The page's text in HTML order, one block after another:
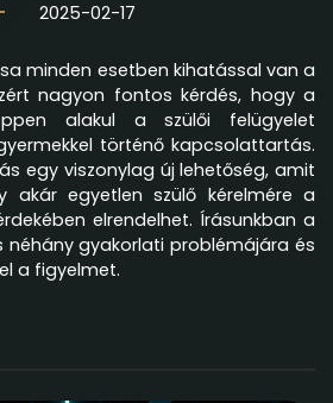
2025-02-17
minden esetben kihatással van a
nagyon fontos kérdés, hogy a
alakul a szülői felügyelet
történő kapcsolattartás.
egy viszonylag új lehetőség, amit
akár egyetlen szülő kérelmére a
elrendelhet. Írásunkban a
gyakorlati problémájára és
a figyelmet.